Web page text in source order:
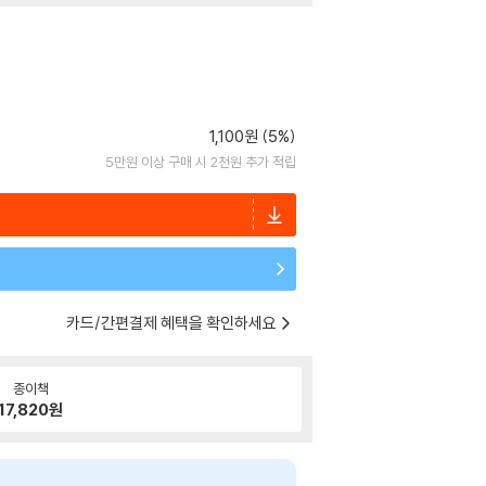
1,100원 (5%)
5만원 이상 구매 시 2천원 추가 적립
카드/간편결제 혜택을 확인하세요
종이책
원